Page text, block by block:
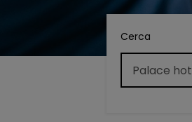
Cerca